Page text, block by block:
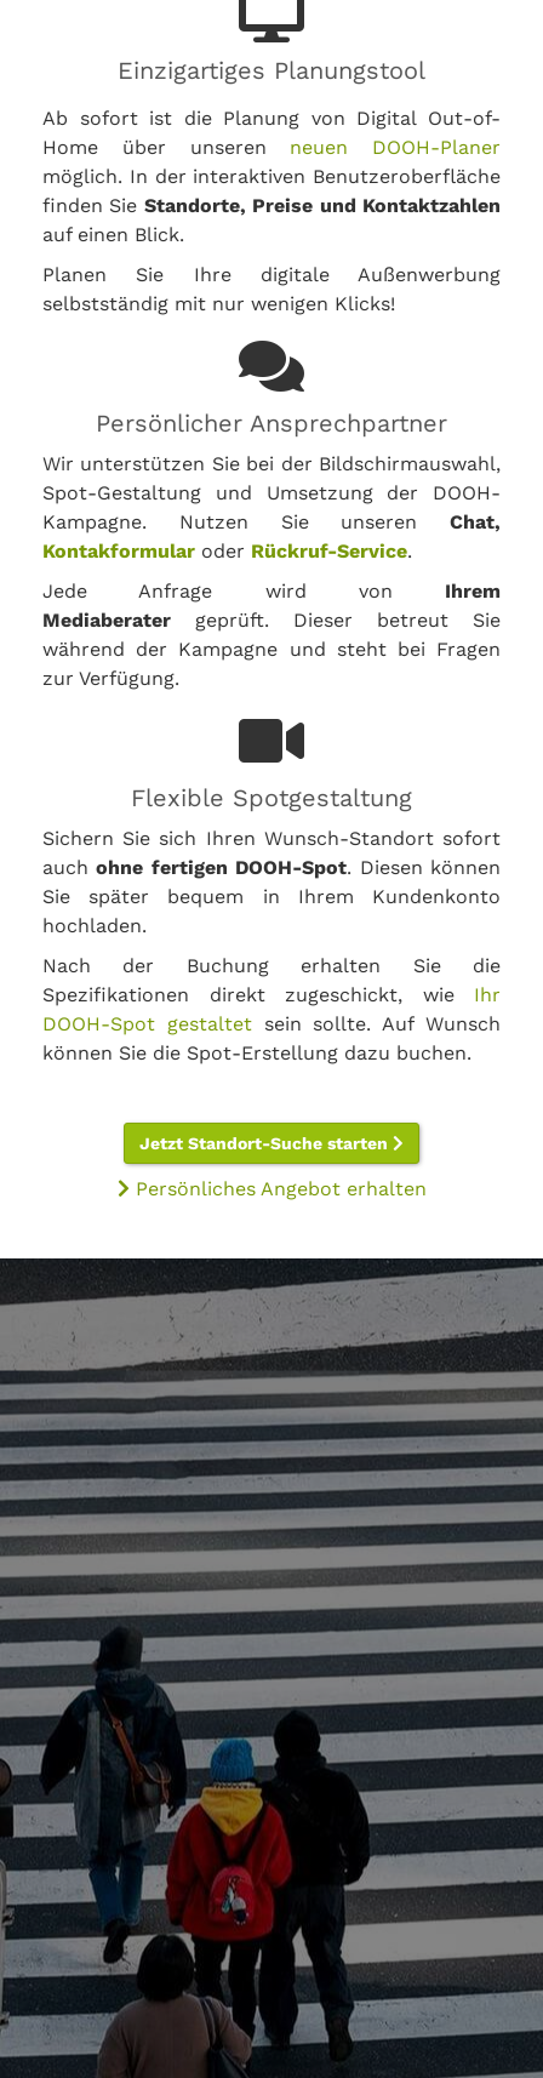
Einzigartiges Planungstool
Ab sofort ist die Planung von Digital Out-of-
Home über unseren neuen DOOH-Planer
möglich. In der interaktiven Benutzeroberfläche
finden Sie Standorte, Preise und Kontaktzahlen
auf einen Blick.
Planen Sie Ihre digitale Außenwerbung
selbstständig mit nur wenigen Klicks!
Persönlicher Ansprechpartner
Wir unterstützen Sie bei der Bildschirmauswahl,
Spot-Gestaltung und Umsetzung der DOOH-
Kampagne. Nutzen Sie unseren Chat,
Kontakformular oder Rückruf-Service.
Jede Anfrage wird von Ihrem
Mediaberater geprüft. Dieser betreut Sie
während der Kampagne und steht bei Fragen
zur Verfügung.
Flexible Spotgestaltung
Sichern Sie sich Ihren Wunsch-Standort sofort
auchohne fertigen DOOH-Spot. Diesen können
Sie später bequem in Ihrem Kundenkonto
hochladen.
Nach der Buchung erhalten Sie die
Spezifikationen direkt zugeschickt, wie Ihr
DOOH-Spot gestaltetsein sollte. Auf Wunsch
können Sie die Spot-Erstellung dazu buchen.
Jetzt Standort-Suche starten
Persönliches Angebot erhalten